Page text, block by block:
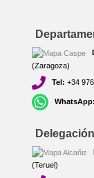
(Zaragoza)
Tel: +34
WhatsApp:
(Teruel)